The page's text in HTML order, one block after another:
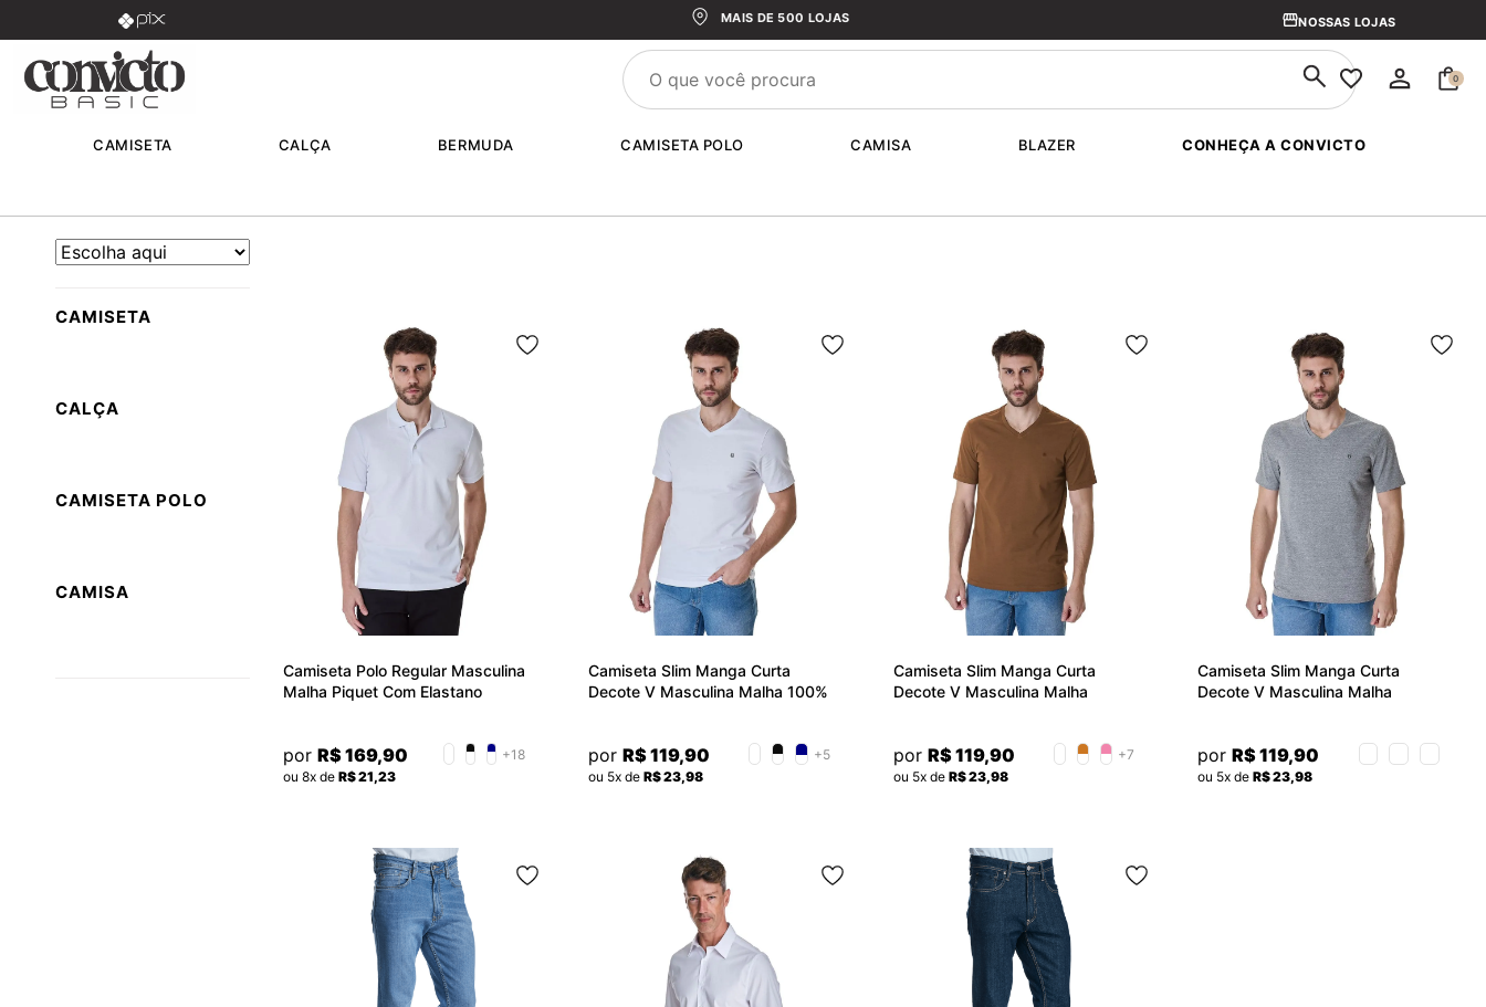
MAIS DE 500 LOJAS PRIMEIRA TROCA GRÁTISNOSSAS LOJAS
0
CAMISETA CALÇA BERMUDA CAMISETA POLO CAMISA BLAZER CONHEÇA A CONVICTO
CAMISETA
CALÇA
CAMISETA POLO
CAMISA
Camiseta Polo Regular Masculina
Malha Piquet Com Elastano
por R$ 169,90
ou 8x de R$ 21,23
+18
Camiseta Slim Manga Curta
Decote V Masculina Malha 100%
por R$ 119,90
ou 5x de R$ 23,98
+5
Camiseta Slim Manga Curta
Decote V Masculina Malha
por R$ 119,90
ou 5x de R$ 23,98
+7
Camiseta Slim Manga Curta
Decote V Masculina Malha
porR$ 119,90
ou 5x deR$ 23,98